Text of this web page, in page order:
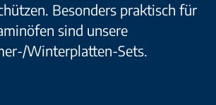
Besonders praktisch für
sind unsere
Winterplatten-Sets.